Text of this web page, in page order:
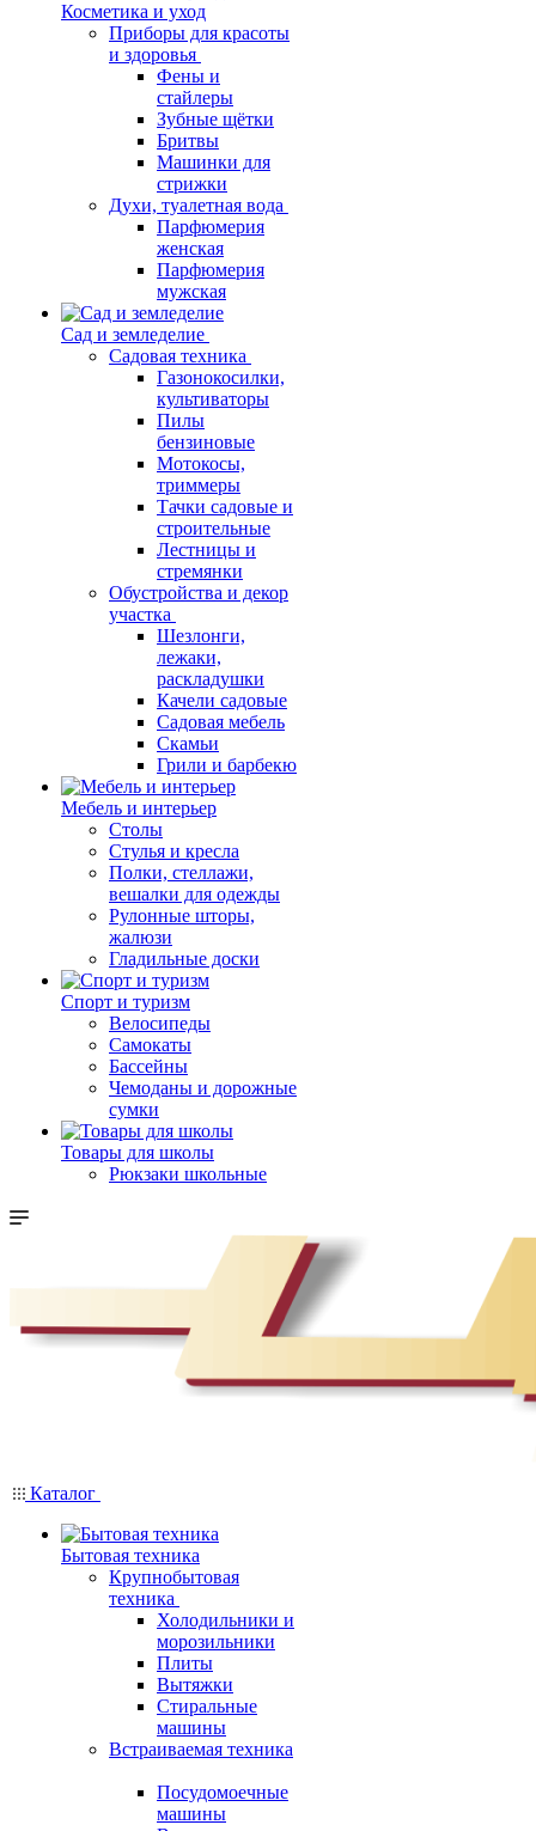
Косметика и уход
Приборы для красоты
и здоровья
Фены и
стайлеры
Зубные щётки
Бритвы
Машинки для
стрижки
Духи, туалетная вода
Парфюмерия
женская
Парфюмерия
мужская
Сад и земледелие
Садовая техника
Газонокосилки,
культиваторы
Пилы
бензиновые
Мотокосы,
триммеры
Тачки садовые и
строительные
Лестницы и
стремянки
Обустройства и декор
участка
Шезлонги,
лежаки,
раскладушки
Качели садовые
Садовая мебель
Скамьи
Грили и барбекю
Мебель и интерьер
Столы
Стулья и кресла
Полки, стеллажи,
вешалки для одежды
Рулонные шторы,
жалюзи
Гладильные доски
Спорт и туризм
Велосипеды
Самокаты
Бассейны
Чемоданы и дорожные
сумки
Товары для школы
Рюкзаки школьные
Каталог
Бытовая техника
Крупнобытовая
техника
Холодильники и
морозильники
Плиты
Вытяжки
Стиральные
машины
Встраиваемая техника
Посудомоечные
машины